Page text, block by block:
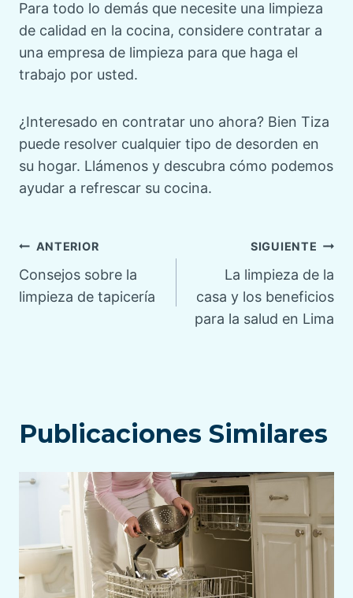
Para todo lo demás que necesite una limpieza
de calidad en la cocina, considere contratar a
una empresa de limpieza para que haga el
trabajo por usted.
¿Interesado en contratar uno ahora? Bien Tiza
puede resolver cualquier tipo de desorden en
su hogar. Llámenos y descubra cómo podemos
ayudar a refrescar su cocina.
Navegación
de
ANTERIOR
Consejos sobre la
limpieza de tapicería
SIGUIENTE
La limpieza de la
casa y los beneficios
para la salud en Lima
Publicaciones Similares